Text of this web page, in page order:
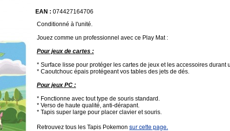
EAN : 074427164706
Conditionné à l'unité.
Jouez comme un professionnel avec ce Play Mat :
Pour jeux de cartes :
* Surface lisse pour protéger les cartes de jeux et les accessoires durant
* Caoutchouc épais protégeant vos tables des jets de dés.
Pour jeux PC :
* Fonctionne avec tout type de souris standard.
* Verso de haute qualité, anti-dérapant.
* Tapis super large pour placer clavier et souris.
Retrouvez tous les Tapis Pokemon sur cette page.